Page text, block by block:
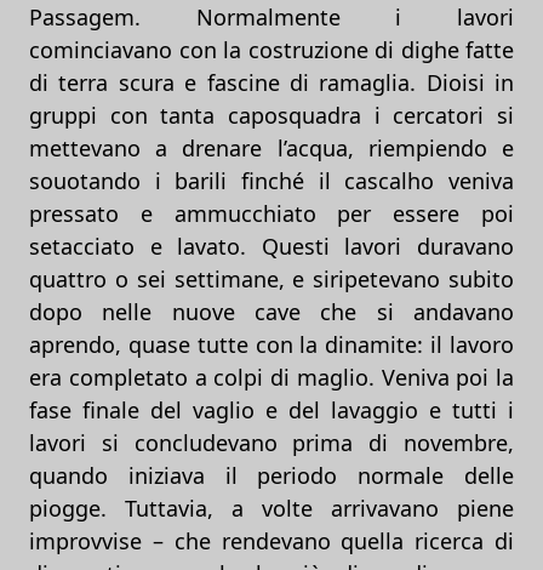
Passagem. Normalmente i lavori
cominciavano con la costruzione di dighe fatte
di terra scura e fascine di ramaglia. Dioisi in
gruppi con tanta caposquadra i cercatori si
mettevano a drenare l’acqua, riempiendo e
souotando i barili finché il cascalho veniva
pressato e ammucchiato per essere poi
setacciato e lavato. Questi lavori duravano
quattro o sei settimane, e siripetevano subito
dopo nelle nuove cave che si andavano
aprendo, quase tutte con la dinamite: il lavoro
era completato a colpi di maglio. Veniva poi la
fase finale del vaglio e del lavaggio e tutti i
lavori si concludevano prima di novembre,
quando iniziava il periodo normale delle
piogge. Tuttavia, a volte arrivavano piene
improvvise – che rendevano quella ricerca di